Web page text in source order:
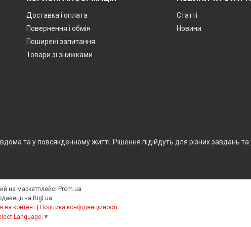
Доставка і оплата
Повернення і обмін
Поширені запитання
Товари зі знижками
Статті
Новини
та у повсякденному житті. Рішення підійдуть для різних завдань та
на маркетплейсі Prom.ua
на Bigl.ua
на контент
Політика конфіденційності
Language ▼